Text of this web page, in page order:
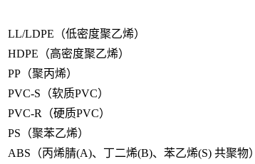
LL/LDPE（低密度聚乙烯）
HDPE（高密度聚乙烯）
PP（聚丙烯）
PVC-S（软质PVC）
PVC-R（硬质PVC）
PS（聚苯乙烯）
ABS（丙烯腈(A)、丁二烯(B)、苯乙烯(S) 共聚物）